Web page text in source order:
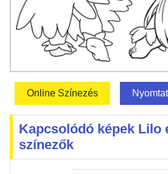
Online Színezés
Kapcsolódó képek Lilo
színezők